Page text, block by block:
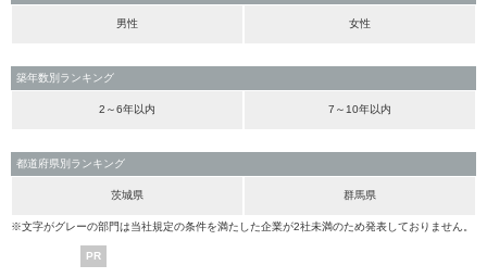
男性 女性
築年数別ランキング
2～6年以内 7～10年以内
都道府県別ランキング
茨城県 群馬県
※文字がグレーの部門は当社規定の条件を満たした企業が2社未満のため発表しておりません。
PR